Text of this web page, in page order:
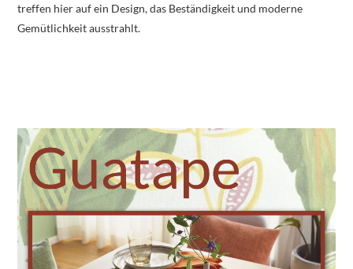
treffen hier auf ein Design, das Beständigkeit und moderne
Gemütlichkeit ausstrahlt.